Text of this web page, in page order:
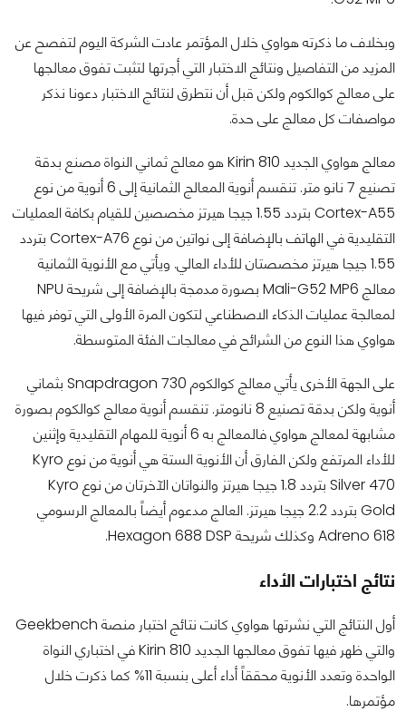
وبخلاف ما ذكرته هواوي خلال المؤتمر عادت الشركة اليوم لتفصح عن
المزيد من التفاصيل ونتائج الاختبار التي أجرتها لتثبت تفوق معالجها
على معالج كوالكوم ولكن قبل أن نتطرق لنتائج الاختبار دعونا نذكر
مواصفات كل معالج على حدة.
معالج هواوي الجديد Kirin 810 هو معالج ثماني النواة مصنع بدقة
تصنيع 7 نانو متر. تنقسم أنوية المعالج الثمانية إلى 6 أنوية من نوع
Cortex-A55 بتردد 1.55 جيجا هيرتز مخصصين للقيام بكافة العمليات
التقليدية في الهاتف بالإضافة إلى نواتين من نوع Cortex-A76 بتردد
1.55 جيجا هيرتز مخصصتان للأداء العالي. ويأتي مع الأنوية الثمانية
معالج Mali-G52 MP6 بصورة مدمجة بالإضافة إلى شريحة NPU
لمعالجة عمليات الذكاء الاصطناعي لتكون المرة الأولى التي توفر فيها
هواوي هذا النوع من الشرائح في معالجات الفئة المتوسطة.
على الجهة الأخرى يأتي معالج كوالكوم Snapdragon 730 بثماني
أنوية ولكن بدقة تصنيع 8 نانومتر. تنقسم أنوية معالج كوالكوم بصورة
مشابهة لمعالج هواوي فالمعالج به 6 أنوية للمهام التقليدية وإثنين
للأداء المرتفع ولكن الفارق أن الأنوية الستة هي أنوية من نوع Kyro
Silver 470 بتردد 1.8 جيجا هيرتز والنواتان الآخرتان من نوع Kyro
Gold بتردد 2.2 جيجا هيرتز. العالج مدعوم أيضاً بالمعالج الرسومي
Adreno 618 وكذلك شريحة Hexagon 688 DSP.
نتائج اختبارات الأداء
أول النتائج التي نشرتها هواوي كانت نتائج اختبار منصة Geekbench
والتي ظهر فيها تفوق معالجها الجديد Kirin 810 في اختباري النواة
الواحدة وتعدد الأنوية محققاً أداء أعلى بنسبة 11% كما ذكرت خلال
مؤتمرها.